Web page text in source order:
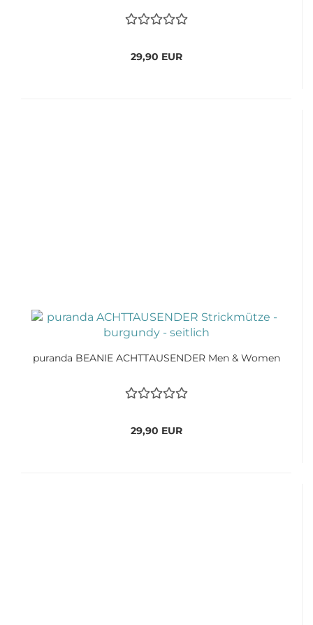
29,90 EUR
puranda BEANIE ACHTTAUSENDER Men & Women
29,90 EUR